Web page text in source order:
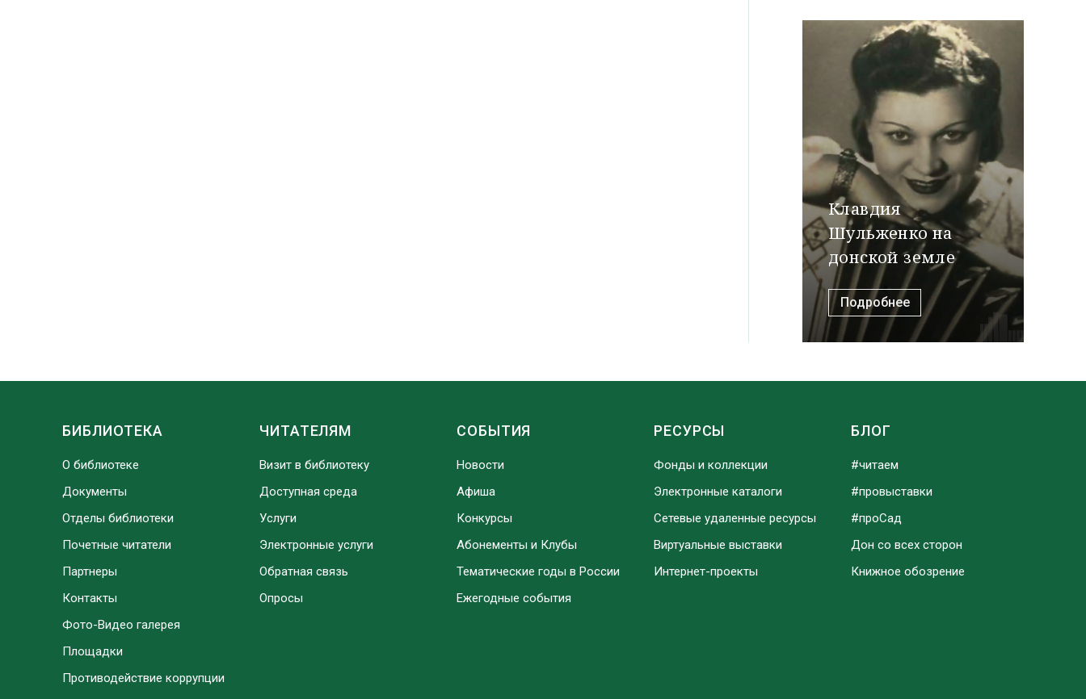
Клавдия
Шульженко на
донской земле
Подробнее
БИБЛИОТЕКА
О библиотеке
Документы
Отделы библиотеки
Почетные читатели
Партнеры
Контакты
Фото-Видео галерея
Площадки
Противодействие коррупции
ЧИТАТЕЛЯМ
Визит в библиотеку
Доступная среда
Услуги
Электронные услуги
Обратная связь
Опросы
СОБЫТИЯ
Новости
Афиша
Конкурсы
Абонементы и Клубы
Тематические годы в России
Ежегодные события
РЕСУРСЫ
Фонды и коллекции
Электронные каталоги
Сетевые удаленные ресурсы
Виртуальные выставки
Интернет-проекты
БЛОГ
#читаем
#провыставки
#проСад
Дон со всех сторон
Книжное обозрение